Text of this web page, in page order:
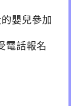
嬰兒參加
電話報名